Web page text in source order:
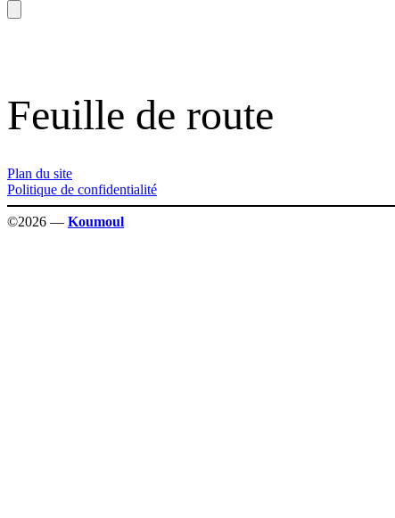
Feuille de route
Plan du site
Politique de confidentialité
©2026 — Koumoul